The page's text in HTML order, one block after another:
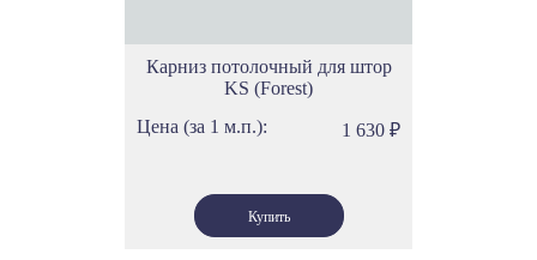
Карниз потолочный для штор
KS (Forest)
Цена (за 1 м.п.):
1 630 ₽